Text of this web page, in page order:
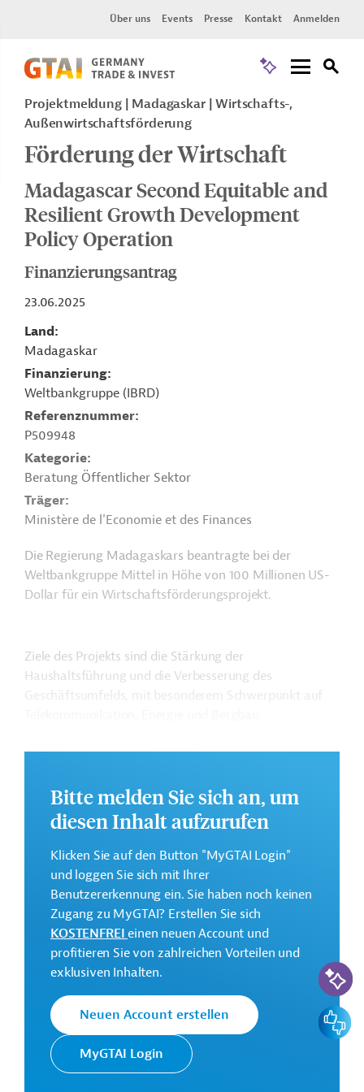
Über uns Events Presse Kontakt Anmelden
Projektmeldung Madagaskar
Wirtschafts-,
Außenwirtschaftsförderung
Förderung der Wirtschaft
Madagascar Second Equitable and
Resilient Growth Development
Policy Operation
Finanzierungsantrag
23.06.2025
Land
Madagaskar
Finanzierung
Weltbankgruppe (IBRD)
Referenznummer
P509948
Kategorie
Beratung Öffentlicher Sektor
Träger
Ministère de l'Economie et des Finances
Die Regierung Madagaskars beantragte bei der
Weltbankgruppe Mittel in Höhe von 100 Millionen US-
Dollar für ein Wirtschaftsförderungsprojekt.
Ziele des Projekts sind die Stärkung der
Haushaltsführung und die Verbesserung des
Geschäftsumfelds, mit besonderem Schwerpunkt auf
bereitsteht.
GTAI informiert über dieWeltbankgruppe:
Schwerpunkte, Regularien und praktische Hinweise zur
Geschäftsanbahnung.
Gesamtkosten:
100 Millionen US-Dollar
Geberbeitrag:
100 Millionen US-Dollar (Weltbank, Mittel; beantragt)
Kontaktadressen
Bitte melden Sie sich an, um
diesen Inhalt aufzurufen
Klicken Sie auf den Button "MyGTAI Login"
und loggen Sie sich mit Ihrer
Benutzererkennung ein. Sie haben noch keinen
Zugang zu MyGTAI? Erstellen Sie sich
KOSTENFREIeinen neuen Account und
profitieren Sie von zahlreichen Vorteilen und
exklusiven Inhalten.
Neuen Account erstellen
MyGTAI Login
KI-